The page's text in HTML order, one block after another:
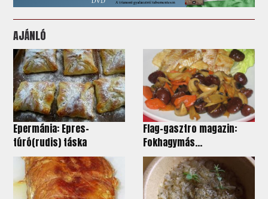
AJÁNLÓ
Epermánia: Epres-
túró(rudis) táska
Flag-gasztro magazin:
Fokhagymás...